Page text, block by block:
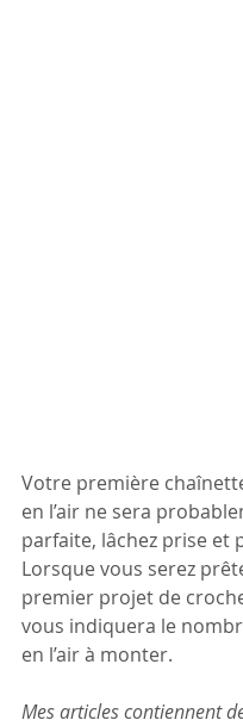
Votre première
en l’air ne sera
parfaite, lâchez prise et
Lorsque vous serez
premier projet de
vous indiquera le
en l’air à monter.
Mes articles contiennent